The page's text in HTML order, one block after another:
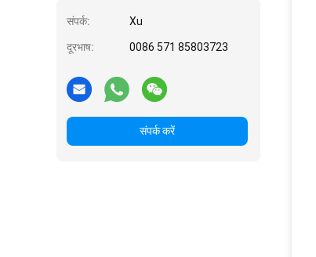
संपर्क: Xu
दूरभाष: 0086 571 85803723
संपर्क करें